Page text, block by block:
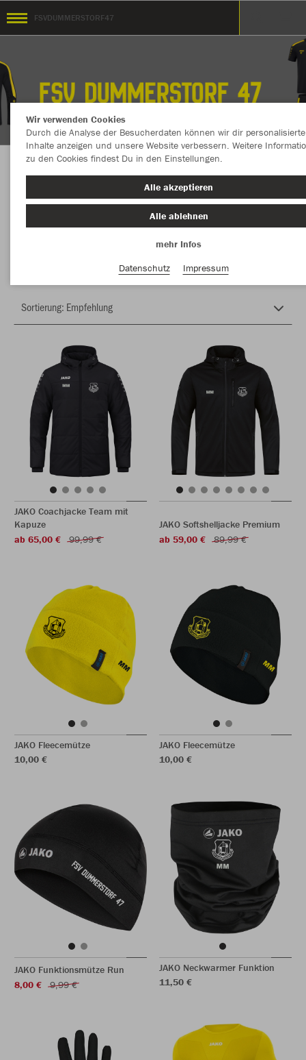
FSVDUMMERSTORF47
Herzlich Willkommen im Teamshop
FSVDUMMERSTORF47
JAKO Coachjacke Team mit
Kapuze
ab 65,00 €
99,99 €
JAKO Softshelljacke Premium
ab 59,00 €
89,99 €
JAKO Fleecemütze
10,00 €
JAKO Fleecemütze
10,00 €
JAKO Funktionsmütze Run
8,00 €
9,99 €
JAKO Neckwarmer Funktion
11,50 €
Wir verwenden Cookies
Durch die Analyse der Besucherdaten können wir dir personalisierte
Inhalte anzeigen und unsere Website verbessern. Weitere
zu den Cookies findest Du in den Einstellungen.
Alle akzeptieren
Alle ablehnen
mehr Infos
Datenschutz
Impressum